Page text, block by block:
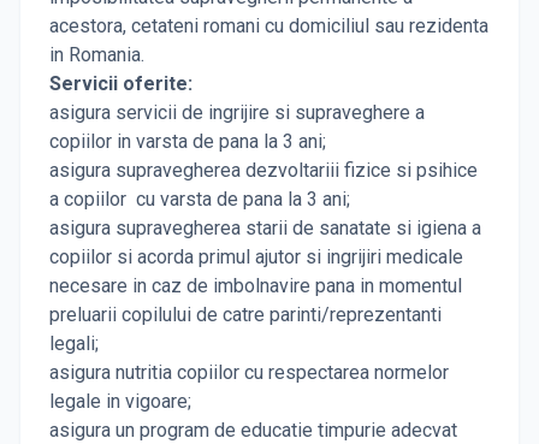
acestora, cetateni romani cu domiciliul sau rezidenta
in Romania.
Servicii oferite:
asigura servicii de ingrijire si supraveghere a
copiilor in varsta de pana la 3 ani;
asigura supravegherea dezvoltariii fizice si psihice
a copiilor cu varsta de pana la 3 ani;
asigura supravegherea starii de sanatate si igiena a
copiilor si acorda primul ajutor si ingrijiri medicale
necesare in caz de imbolnavire pana in momentul
preluarii copilului de catre parinti/reprezentanti
legali;
asigura nutritia copiilor cu respectarea normelor
legale in vigoare;
asigura un program de educatie timpurie adecvat